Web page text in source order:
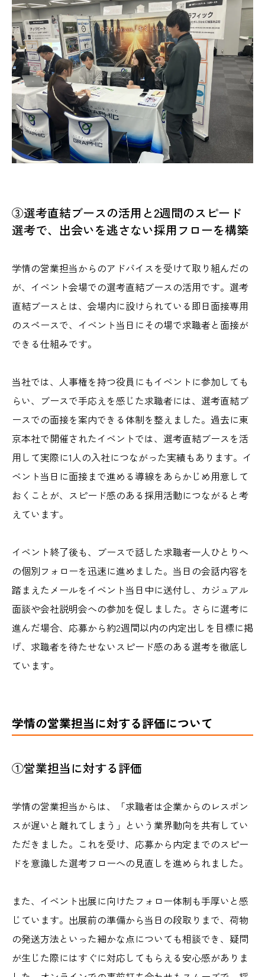
③選考直結ブースの活用と2週間のスピード
選考で、出会いを逃さない採用フローを構築
学情の営業担当からのアドバイスを受けて取り組んだの
が、イベント会場での選考直結ブースの活用です。選考
直結ブースとは、会場内に設けられている即日面接専用
のスペースで、イベント当日にその場で求職者と面接が
できる仕組みです。
当社では、人事権を持つ役員にもイベントに参加しても
らい、ブースで手応えを感じた求職者には、選考直結ブ
ースでの面接を案内できる体制を整えました。過去に東
京本社で開催されたイベントでは、選考直結ブースを活
用して実際に1人の入社につながった実績もあります。イ
ベント当日に面接まで進める導線をあらかじめ用意して
おくことが、スピード感のある採用活動につながると考
えています。
イベント終了後も、ブースで話した求職者一人ひとりへ
の個別フォローを迅速に進めました。当日の会話内容を
踏まえたメールをイベント当日中に送付し、カジュアル
面談や会社説明会への参加を促しました。さらに選考に
進んだ場合、応募から約2週間以内の内定出しを目標に掲
げ、求職者を待たせないスピード感のある選考を徹底し
ています。
学情の営業担当に対する評価について
①営業担当に対する評価
学情の営業担当からは、「求職者は企業からのレスポン
スが遅いと離れてしまう」という業界動向を共有してい
ただきました。これを受け、応募から内定までのスピー
ドを意識した選考フローへの見直しを進められました。
また、イベント出展に向けたフォロー体制も手厚いと感
じています。出展前の準備から当日の段取りまで、荷物
の発送方法といった細かな点についても相談でき、疑問
が生じた際にはすぐに対応してもらえる安心感がありま